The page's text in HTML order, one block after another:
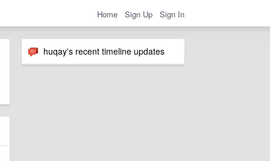
Home Sign Up Sign In
huqay's recent timeline updates